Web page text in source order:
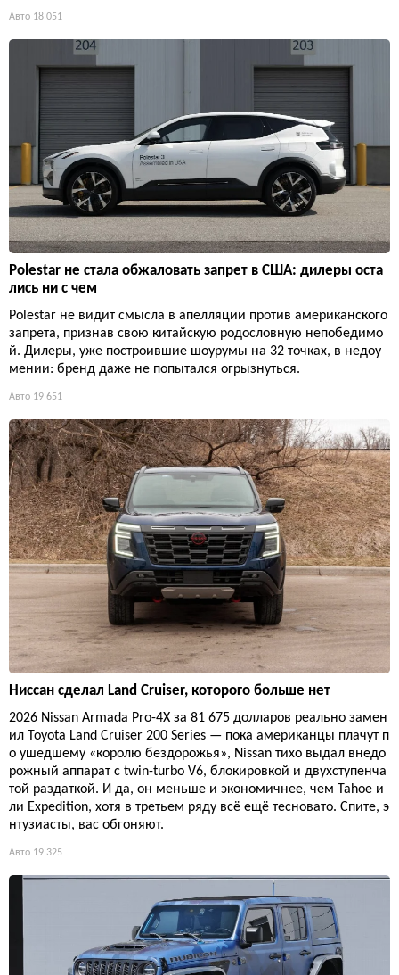
Авто 18 051
Polestar не стала обжаловать запрет в США: дилеры оста
лись ни с чем
Polestar не видит смысла в апелляции против американского
запрета, признав свою китайскую родословную непобедимо
й. Дилеры, уже построившие шоурумы на 32 точках, в недоу
мении: бренд даже не попытался огрызнуться.
Авто 19 651
Ниссан сделал Land Cruiser, которого больше нет
2026 Nissan Armada Pro-4X за 81 675 долларов реально замен
ил Toyota Land Cruiser 200 Series — пока американцы плачут п
о ушедшему «королю бездорожья», Nissan тихо выдал внедо
рожный аппарат с twin-turbo V6, блокировкой и двухступенча
той раздаткой. И да, он меньше и экономичнее, чем Tahoe и
ли Expedition, хотя в третьем ряду всё ещё тесновато. Спите, э
нтузиасты, вас обгоняют.
Авто 19 325